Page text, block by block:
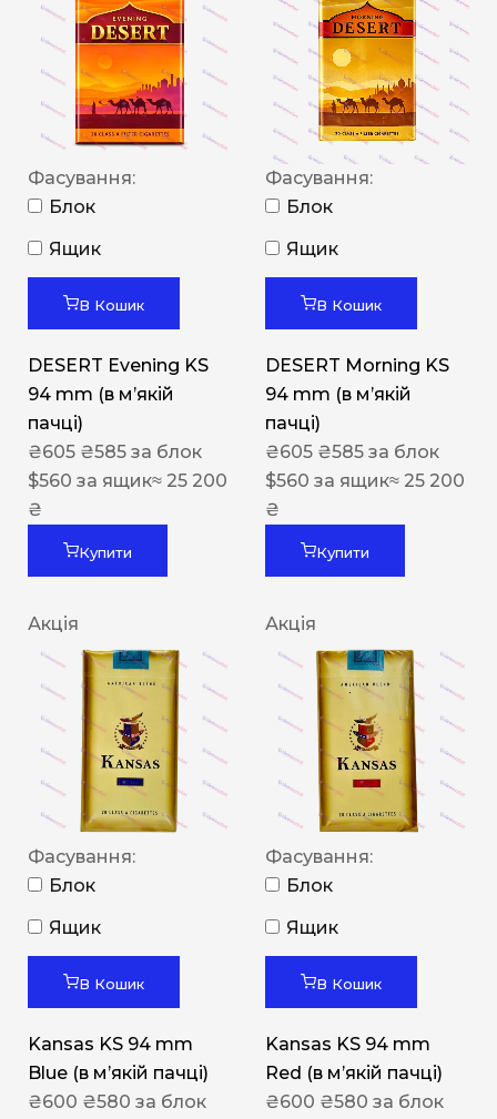
Фасування:
Блок
Ящик
В Кошик
DESERT Evening KS
94 mm (в мʼякій
пачці)
₴605 ₴585 за блок
$560 за ящик≈ 25 200
₴
Купити
Фасування:
Блок
Ящик
В Кошик
DESERT Morning KS
94 mm (в мʼякій
пачці)
₴605 ₴585 за блок
$560 за ящик≈ 25 200
₴
Купити
Акція
Фасування:
Блок
Ящик
В Кошик
Kansas KS 94 mm
Blue (в мʼякій пачці)
₴600 ₴580 за блок
Акція
Фасування:
Блок
Ящик
В Кошик
Kansas KS 94 mm
Red (в мʼякій пачці)
₴600 ₴580 за блок